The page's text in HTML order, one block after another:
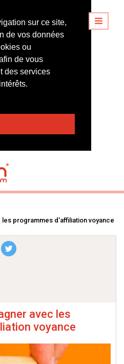
sur ce site,
de vos données
ou
de vous
des services
les programmes d'affiliation voyance
avec les
voyance